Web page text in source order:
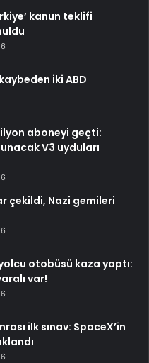
kanun teklifi
iki ABD
aboneyi geçti:
V3 uyduları
çekildi, Nazi gemileri
otobüsü kaza yaptı:
var!
ilk sınav: SpaceX’in